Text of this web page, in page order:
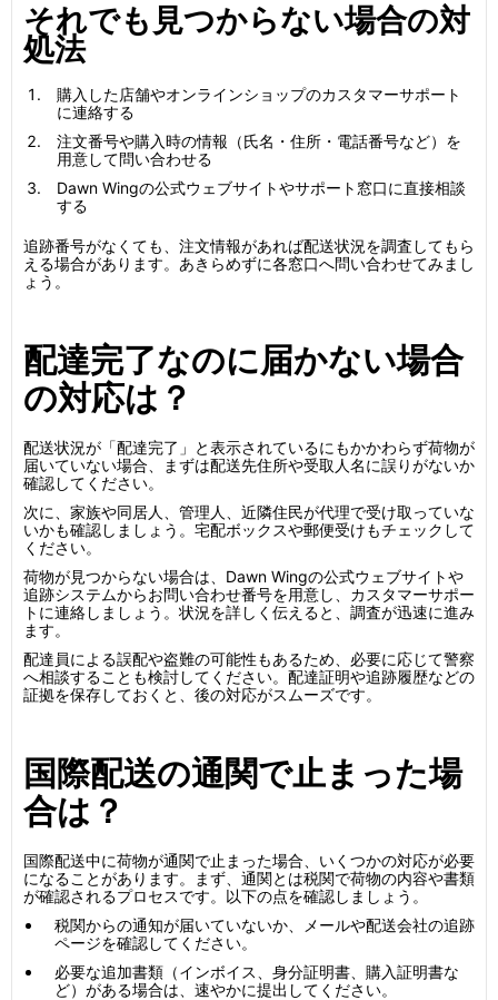
それでも見つからない場合の対
処法
購入した店舗やオンラインショップのカスタマーサポート
に連絡する
注文番号や購入時の情報（氏名・住所・電話番号など）を
用意して問い合わせる
Dawn Wingの公式ウェブサイトやサポート窓口に直接相談
する
追跡番号がなくても、注文情報があれば配送状況を調査してもら
える場合があります。あきらめずに各窓口へ問い合わせてみまし
ょう。
配達完了なのに届かない場合
の対応は？
配送状況が「配達完了」と表示されているにもかかわらず荷物が
届いていない場合、まずは配送先住所や受取人名に誤りがないか
確認してください。
次に、家族や同居人、管理人、近隣住民が代理で受け取っていな
いかも確認しましょう。宅配ボックスや郵便受けもチェックして
ください。
荷物が見つからない場合は、Dawn Wingの公式ウェブサイトや
追跡システムからお問い合わせ番号を用意し、カスタマーサポー
トに連絡しましょう。状況を詳しく伝えると、調査が迅速に進み
ます。
配達員による誤配や盗難の可能性もあるため、必要に応じて警察
へ相談することも検討してください。配達証明や追跡履歴などの
証拠を保存しておくと、後の対応がスムーズです。
国際配送の通関で止まった場
合は？
国際配送中に荷物が通関で止まった場合、いくつかの対応が必要
になることがあります。まず、通関とは税関で荷物の内容や書類
が確認されるプロセスです。以下の点を確認しましょう。
税関からの通知が届いていないか、メールや配送会社の追跡
ページを確認してください。
必要な追加書類（インボイス、身分証明書、購入証明書な
ど）がある場合は、速やかに提出してください。